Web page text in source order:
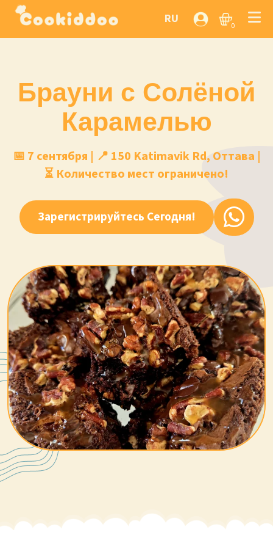
RU 0
Брауни с Солёной
Карамелью
📅 7 сентября | 📍 150 Katimavik Rd, Оттава |
⏳ Количество мест ограничено!
Зарегистрируйтесь Сегодня!